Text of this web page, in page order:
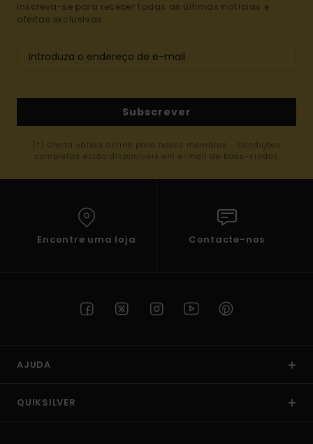
Inscreva-se para receber todas as últimas notícias e
ofertas exclusivas.
Subscrever
(*) Oferta válida online para novos membros - Condições
completas estão disponíveis em e-mail de boas-vindas
Encontre uma loja Contacte-nos
AJUDA
QUIKSILVER